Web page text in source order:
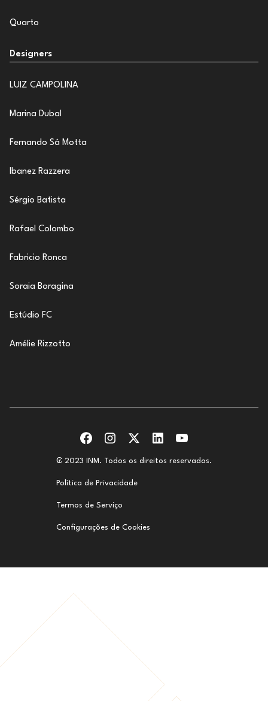
Quarto
Designers
LUIZ CAMPOLINA
Marina Dubal
Fernando Sá Motta
Ibanez Razzera
Sérgio Batista
Rafael Colombo
Fabricio Ronca
Soraia Boragina
Estúdio FC
Amélie Rizzotto
₢ 2023 INM. Todos os direitos reservados.
Política de Privacidade
Termos de Serviço
Configurações de Cookies